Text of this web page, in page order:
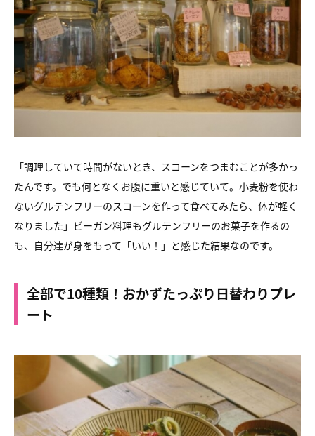
「調理していて時間がないとき、スコーンをつまむことが多かっ
たんです。でも何となくお腹に重いと感じていて。小麦粉を使わ
ないグルテンフリーのスコーンを作って食べてみたら、体が軽く
なりました」ビーガン料理もグルテンフリーのお菓子を作るの
も、自分達が身をもって「いい！」と感じた結果なのです。
全部で10種類！おかずたっぷり日替わりプレ
ート